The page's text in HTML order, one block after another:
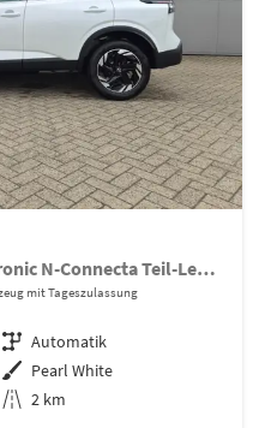
1.3 DIG-T MHEV 158 PS X-Tronic N-Connecta Teil-Leder PanoGlasdach Klimaautomatik Sitzheizung Lenkradheizung Navi ACC PDC v+h 360°Kamera DAB Bluetooth Touchscreen Apple CarPlay Android Auto 18"LM
mit Tageszulassung
Getriebe Automatik
Außenfarbe Pearl White
Kilometerstand 2 km